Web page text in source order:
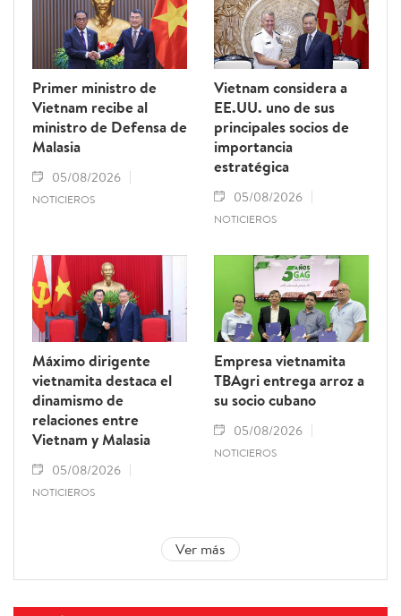
Primer ministro de
Vietnam recibe al
ministro de Defensa de
Malasia
05/08/2026
NOTICIEROS
Vietnam considera a
EE.UU. uno de sus
principales socios de
importancia
estratégica
05/08/2026
NOTICIEROS
Máximo dirigente
vietnamita destaca el
dinamismo de
relaciones entre
Vietnam y Malasia
05/08/2026
NOTICIEROS
Empresa vietnamita
TBAgri entrega arroz a
su socio cubano
05/08/2026
NOTICIEROS
Ver más